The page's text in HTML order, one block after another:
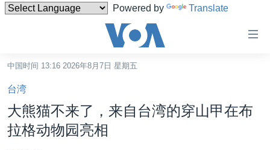
Powered by Translate
碍
链
跳
转
中国
中国时间 13:16 2026年8月7日 星期五
台湾
大熊猫不来了，来自台湾的穿山甲在布
拉格动物园亮相